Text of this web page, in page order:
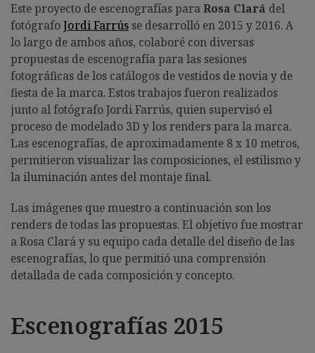
Este proyecto de escenografías paraRosa Clará del
fotógrafoJordi Farrús se desarrolló en 2015 y 2016. A
lo largo de ambos años, colaboré con diversas
propuestas de escenografía para las sesiones
fotográficas de los catálogos de vestidos de novia y de
fiesta de la marca. Estos trabajos fueron realizados
junto al fotógrafo Jordi Farrús, quien supervisó el
proceso de modelado 3D y los renders para la marca.
Las escenografías, de aproximadamente 8 x 10 metros,
permitieron visualizar las composiciones, el estilismo y
la iluminación antes del montaje final.
Las imágenes que muestro a continuación son los
renders de todas las propuestas. El objetivo fue mostrar
a Rosa Clará y su equipo cada detalle del diseño de las
escenografías, lo que permitió una comprensión
detallada de cada composición y concepto.
Escenografías 2015